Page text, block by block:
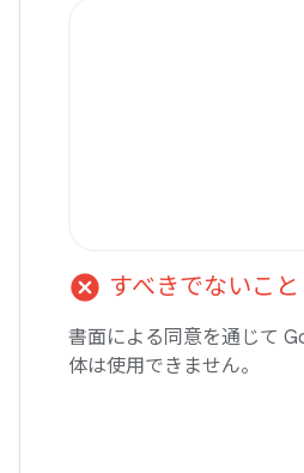
cancel すべきでないこと
書面による同意を通じて
体は使用できません。